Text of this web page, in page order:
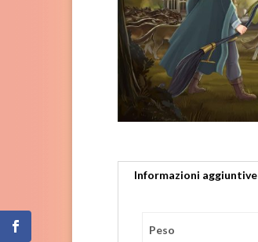
Informazioni aggiuntive
Peso